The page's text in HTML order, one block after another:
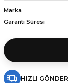
Marka
Garanti Süresi
HIZLI